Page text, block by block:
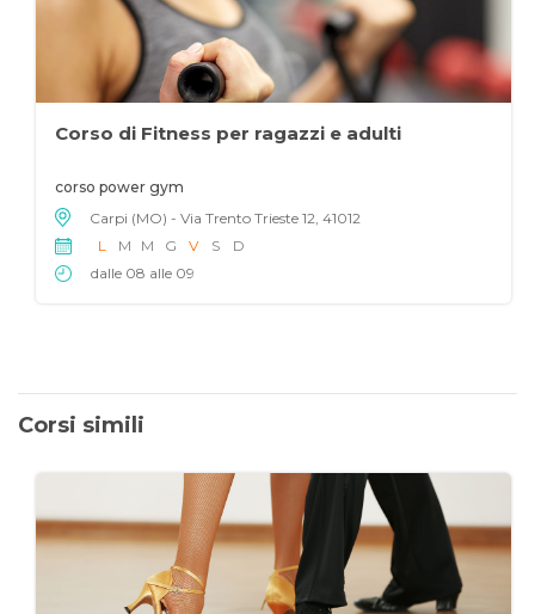
Corso di Fitness per ragazzi e adulti
corso power gym
Carpi (MO) - Via Trento Trieste 12, 41012
L
M M G V S
D
dalle 08 alle 09
Corsi simili